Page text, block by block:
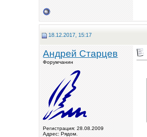
18.12.2017, 15:17
Андрей Старцев
Форумчанин
Регистрация: 28.08.2009
Адрес: Рядом.